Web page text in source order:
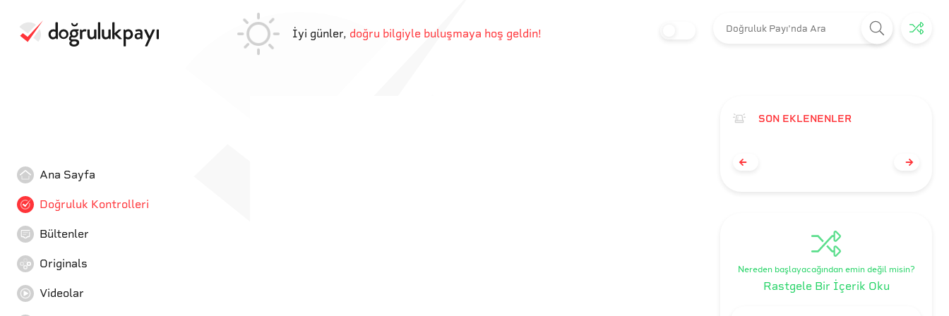
İyi günler, doğru bilgiyle buluşmaya hoş geldin!
Ana Sayfa
Doğruluk Kontrolleri
Bültenler
Originals
Videolar
SON EKLENENLER
Nereden başlayacağından emin değil misin?
Rastgele Bir İçerik Oku